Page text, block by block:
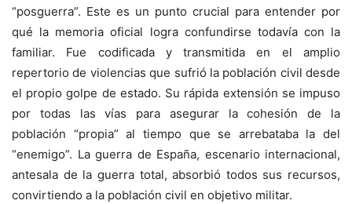
“posguerra”. Este es un punto crucial para entender por
qué la memoria oficial logra confundirse todavía con la
familiar. Fue codificada y transmitida en el amplio
repertorio de violencias que sufrió la población civil desde
el propio golpe de estado. Su rápida extensión se impuso
por todas las vías para asegurar la cohesión de la
población “propia” al tiempo que se arrebataba la del
“enemigo”. La guerra de España, escenario internacional,
antesala de la guerra total, absorbió todos sus recursos,
convirtiendo a la población civil en objetivo militar.